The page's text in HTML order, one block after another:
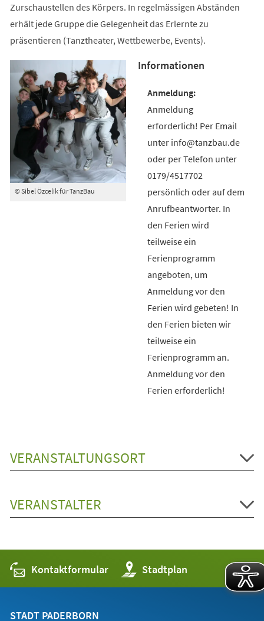
Zurschaustellen des Körpers. In regelmässigen Abständen
erhält jede Gruppe die Gelegenheit das Erlernte zu
präsentieren (Tanztheater, Wettbewerbe, Events).
© Sibel Özcelik für TanzBau
Informationen
Anmeldung
erforderlich! Per Email
unter info@tanzbau.de
oder per Telefon unter
0179/4517702
persönlich oder auf dem
Anrufbeantworter. In
den Ferien wird
teilweise ein
Ferienprogramm
angeboten, um
Anmeldung vor den
Ferien wird gebeten! In
den Ferien bieten wir
teilweise ein
Ferienprogramm an.
Anmeldung vor den
Ferien erforderlich!
VERANSTALTUNGSORT
VERANSTALTER
Kontaktformular Stadtplan
(Öffnet
in
einem
STADT PADERBORN